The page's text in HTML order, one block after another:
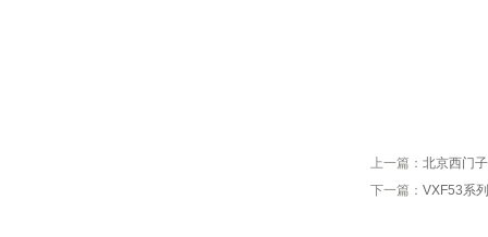
上一篇： 北京西门
下一篇： VXF53系